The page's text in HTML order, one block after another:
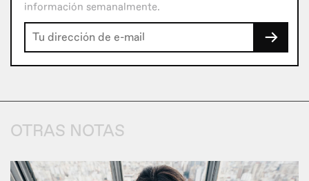
información semanalmente.
→
OTRAS NOTAS